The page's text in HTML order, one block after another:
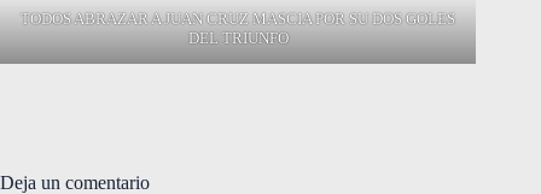
TODOS ABRAZAR A JUAN CRUZ MASCIA POR SU DOS GOLES
DEL TRIUNFO
Deja un comentario